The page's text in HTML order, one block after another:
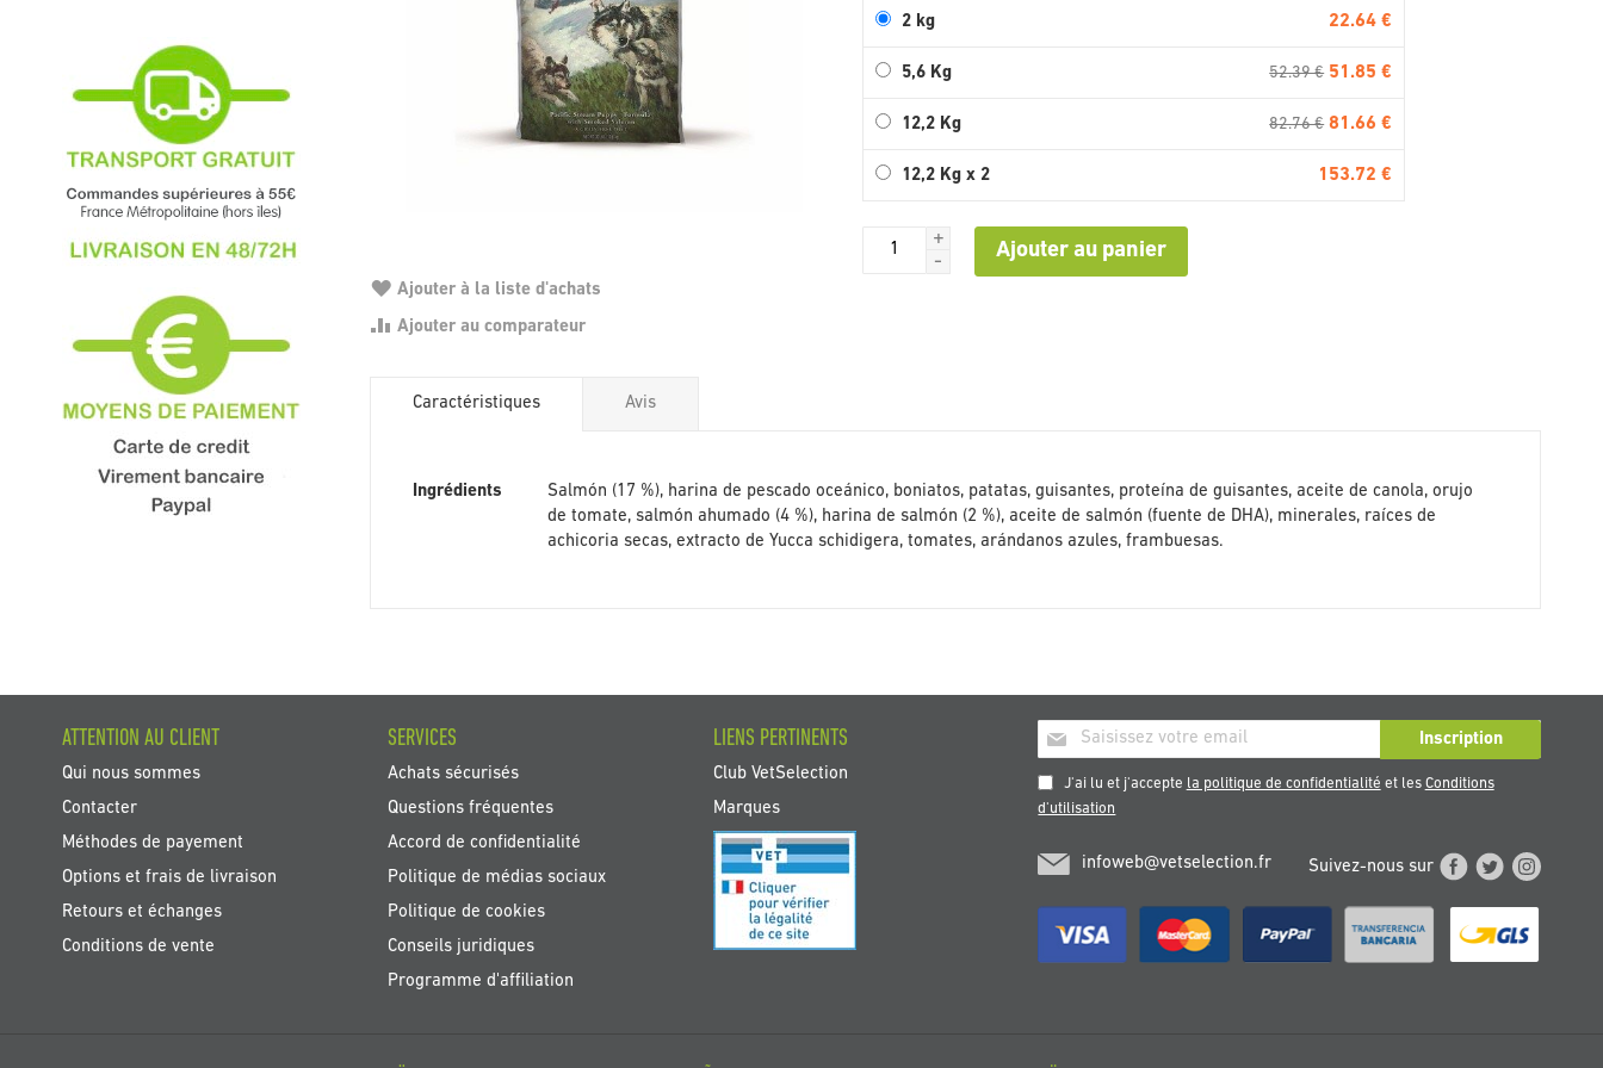
2 kg 22.64 €
5,6 Kg 52.39 € 51.85 €
12,2 Kg 82.76 € 81.66 €
12,2 Kg x 2 153.72 €
+
-
Ajouter au panier
Ajouter à la liste d'achats
Ajouter au comparateur
Caractéristiques
Caractéristiques
Ingrédients
Salmón (17 %), harina de pescado oceánico, boniatos, patatas, guisantes, proteína de guisantes, aceite de canola, orujo
de tomate, salmón ahumado (4 %), harina de salmón (2 %), aceite de salmón (fuente de DHA), minerales, raíces de
achicoria secas, extracto de Yucca schidigera, tomates, arándanos azules, frambuesas.
Avis
Inscription
à
notre
newsletter
Inscription
J'ai lu et j'accepte la politique de confidentialité et les Conditions
d'utilisation
ATTENTION AU CLIENT
Qui nous sommes
Contacter
Méthodes de payement
Options et frais de livraison
Retours et échanges
Conditions de vente
SERVICES
Achats sécurisés
Questions fréquentes
Accord de confidentialité
Politique de médias sociaux
Politique de cookies
Conseils juridiques
Programme d'affiliation
LIENS PERTINENTS
Club VetSelection
Marques
infoweb@vetselection.fr Suivez-nous sur